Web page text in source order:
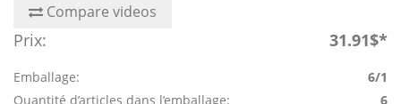
Compare videos
Prix: 31.91$*
Emballage:
6/1
Quantité d’articles dans l’emballage:
6